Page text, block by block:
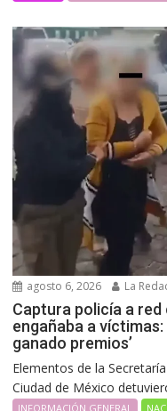
agosto 6, 2026 La
Captura policía a
engañaba a
ganado premios’
Elementos de la
Ciudad de México
INFORMACIÓN GENERAL